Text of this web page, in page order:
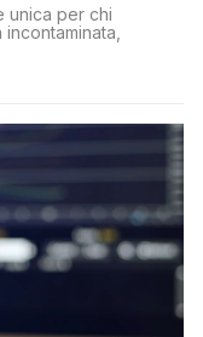
unica per chi